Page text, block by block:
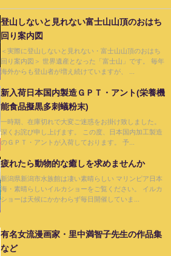
登山しないと見れない富士山山頂のおはち
回り案内図
＜実際に登山しないと見れない・富士山山頂のおはち
回り案内図＞ 世界遺産となった「富士山」です。 毎年
海外からも登山者が増え続けていますが、 ...
新入荷日本国内製造ＧＰＴ・アント(栄養機
能食品擬黒多刺蟻粉末)
一時期、在庫切れで大変ご迷惑をお掛け致しました。
深くお詫び申し上げます。 この度、日本国内加工製造
のＧＰＴ・アントが入荷しております。 予...
疲れたら動物的な癒しを求めませんか
新潟県新潟市水族館は凄い素晴らしい マリンピア日本
海・素晴らしいイルカショーをご覧ください。 イルカ
ショーは天候にかかわらず毎日開催していま...
有名女流漫画家・里中満智子先生の作品集
など